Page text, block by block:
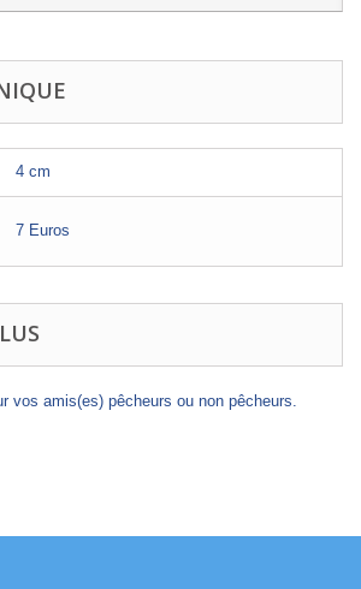
4 cm
7 Euros
vos amis(es) pêcheurs ou non pêcheurs.